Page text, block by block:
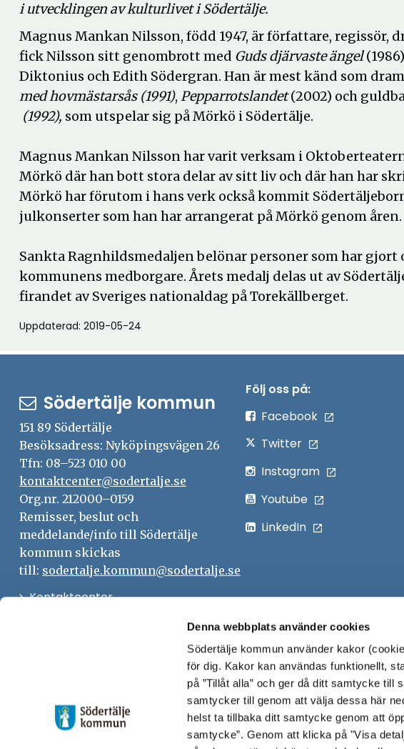
Denna webbplats använder cookies
Södertälje kommun använder kakor
för dig. Kakor kan användas funktionellt,
på ”Tillåt alla” och ger då ditt samtycke
samtycker till genom att välja dessa här
helst ta tillbaka ditt samtycke genom att
samtycke”. Genom att klicka på "Visa
i utvecklingen av kulturlivet i Södertälje.
Magnus Mankan Nilsson, född 1947, är författare, regissör,
fick Nilsson sitt genombrott med Guds djärvaste ängel
Diktonius och Edith Södergran. Han är mest känd som
med hovmästarsås (1991), Pepparrotslandet(2002) och
(1992), som utspelar sig på Mörkö i Södertälje.
Magnus Mankan Nilsson har varit verksam i
Mörkö där han bott stora delar av sitt liv och där han har
Mörkö har förutom i hans verk också kommit
julkonserter som han har arrangerat på Mörkö genom åren.
Sankta Ragnhildsmedaljen belönar personer som har gjort
kommunens medborgare. Årets medalj delas ut av
firandet av Sveriges nationaldag på Torekällberget.
Uppdaterad: 2019-05-24
Södertälje kommun
151 89 Södertälje
Besöksadress: Nyköpingsvägen 26
Tfn: 08–523 010 00
kontaktcenter@sodertalje.se
Org.nr. 212000–0159
Remisser, beslut och
meddelande/info till Södertälje
kommun skickas
till: sodertalje.kommun@sodertalje.se
KontaktcenterÖppna
fönster
Anslagstavla
Skicka faktura till Södertälje
Följ oss på:
Facebook
Twitter
Instagram
Youtube
LinkedIn